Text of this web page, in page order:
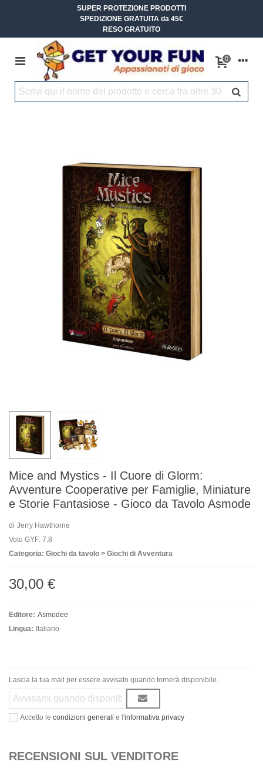
SUPER PROTEZIONE PRODOTTI
SPEDIZIONE GRATUITA da 45€
RESO GRATUITO
0
Mice and Mystics - Il Cuore di Glorm:
Avventure Cooperative per Famiglie, Miniature
e Storie Fantasiose - Gioco da Tavolo Asmode
di Jerry Hawthorne
Voto GYF: 7.8
Categoria: Giochi da tavolo > Giochi di Avventura
30,00 €
Editore: Asmodee
Lingua: Italiano
Lascia la tua mail per essere avvisato quando tornerà disponibile.
Accetto le condizioni generali e l'informativa privacy
RECENSIONI SUL VENDITORE